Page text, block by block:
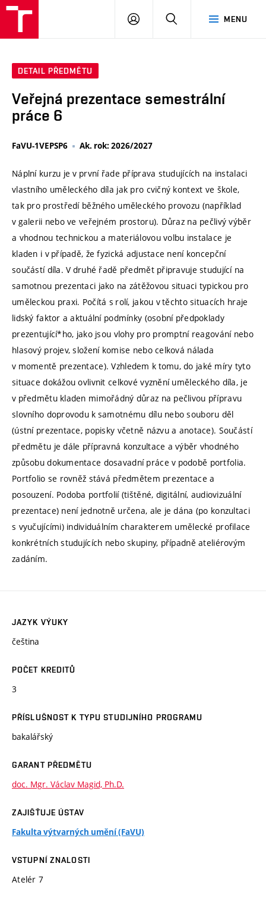
MENU
PŘIHLÁSIT
DETAIL PŘEDMĚTU
Veřejná prezentace semestrální
práce 6
FaVU-1VEPSP6 Ak. rok: 2026/2027
Náplní kurzu je v první řade příprava studujících na instalaci
vlastního uměleckého díla jak pro cvičný kontext ve škole,
tak pro prostředí běžného uměleckého provozu (například
v galerii nebo ve veřejném prostoru). Důraz na pečlivý výběr
a vhodnou technickou a materiálovou volbu instalace je
kladen i v případě, že fyzická adjustace není koncepční
součástí díla. V druhé řadě předmět připravuje studující na
samotnou prezentaci jako na zátěžovou situaci typickou pro
uměleckou praxi. Počítá s rolí, jakou v těchto situacích hraje
lidský faktor a aktuální podmínky (osobní předpoklady
prezentující*ho, jako jsou vlohy pro promptní reagování nebo
hlasový projev, složení komise nebo celková nálada
v momentě prezentace). Vzhledem k tomu, do jaké míry tyto
situace dokážou ovlivnit celkové vyznění uměleckého díla, je
v předmětu kladen mimořádný důraz na pečlivou přípravu
slovního doprovodu k samotnému dílu nebo souboru děl
(ústní prezentace, popisky včetně názvu a anotace). Součástí
předmětu je dále přípravná konzultace a výběr vhodného
způsobu dokumentace dosavadní práce v podobě portfolia.
Portfolio se rovněž stává předmětem prezentace a
posouzení. Podoba portfolií (tištěné, digitální, audiovizuální
prezentace) není jednotně určena, ale je dána (po konzultaci
s vyučujícími) individuálním charakterem umělecké profilace
konkrétních studujících nebo skupiny, případně ateliérovým
zadáním.
JAZYK VÝUKY
čeština
POČET KREDITŮ
3
PŘÍSLUŠNOST K TYPU STUDIJNÍHO PROGRAMU
bakalářský
GARANT PŘEDMĚTU
doc. Mgr. Václav Magid, Ph.D.
ZAJIŠŤUJE ÚSTAV
Fakulta výtvarných umění (FaVU)
VSTUPNÍ ZNALOSTI
Atelér 7